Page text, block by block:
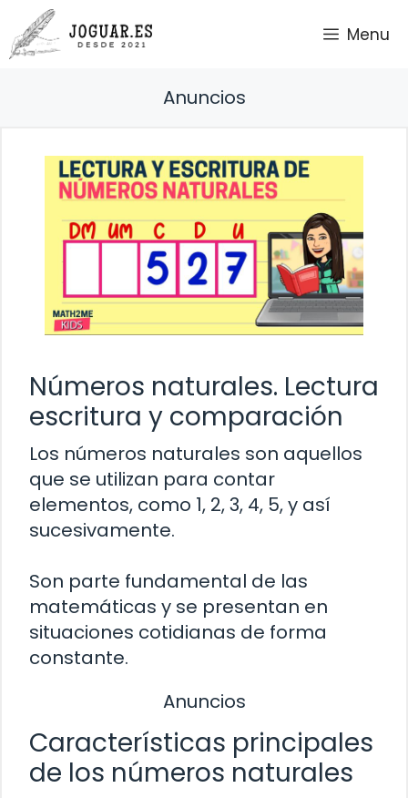
Saltar
al
contenido
Menu
Anuncios
Números naturales. Lectura
escritura y comparación
Los números naturales son aquellos
que se utilizan para contar
elementos, como 1, 2, 3, 4, 5, y así
sucesivamente.
Son parte fundamental de las
matemáticas y se presentan en
situaciones cotidianas de forma
constante.
Anuncios
Características principales
de los números naturales